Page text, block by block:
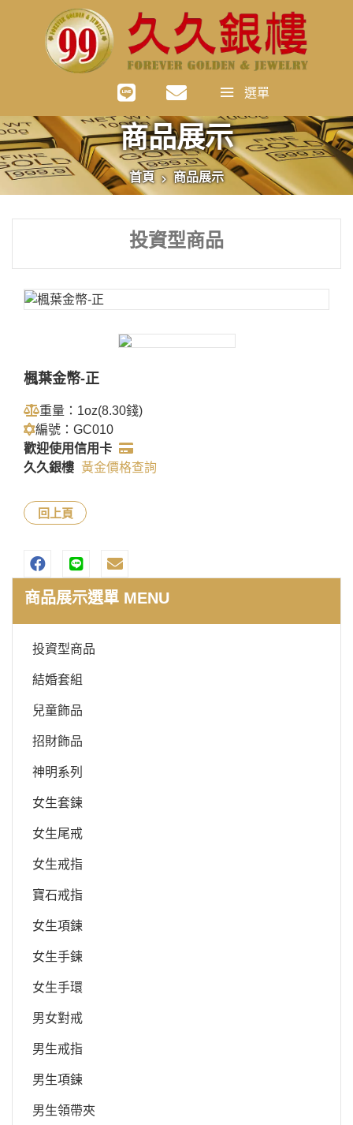
選單
商品展示
首頁 商品展示
商品展示選單 MENU
投資型商品
結婚套組
兒童飾品
招財飾品
神明系列
女生套鍊
女生尾戒
女生戒指
寶石戒指
女生項鍊
女生手鍊
女生手環
男女對戒
男生戒指
男生項鍊
男生領帶夾
投資型商品
楓葉金幣-正
重量：1oz(8.30錢)
編號：GC010
歡迎使用信用卡
久久銀樓 黃金價格查詢
回上頁